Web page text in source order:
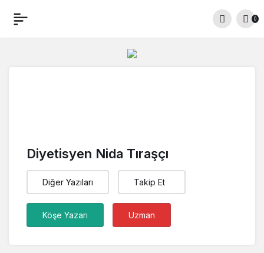
0
Diyetisyen Nida Tıraşçı
Diğer Yazıları Takip Et
Köşe Yazarı Uzman